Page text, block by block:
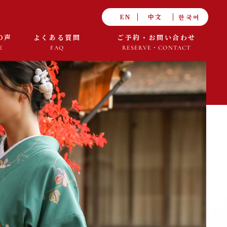
声 よくある質問
FAQ
ご予約・お問い合わせ
RESERVE・CONTACT
EN 中文 한국어